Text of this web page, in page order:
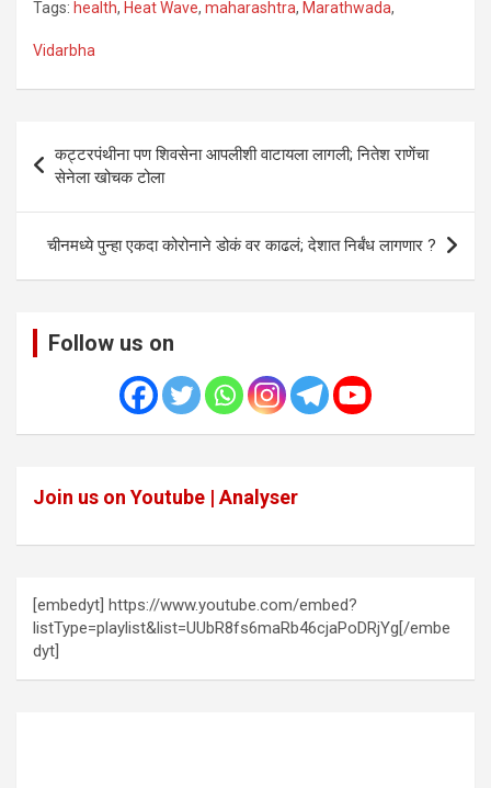
Tags: health, Heat Wave, maharashtra, Marathwada,
Vidarbha
navigation
कट्टरपंथीना पण शिवसेना आपलीशी वाटायला लागली; नितेश राणेंचा
सेनेला खोचक टोला
चीनमध्ये पुन्हा एकदा कोरोनाने डोकं वर काढलं; देशात निर्बंध लागणार ?
Follow us on
Join us on Youtube | Analyser
[embedyt] https://www.youtube.com/embed?
listType=playlist&list=UUbR8fs6maRb46cjaPoDRjYg[/embe
dyt]